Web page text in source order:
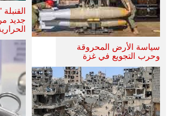
سياسة الأرض المحروقة
وحرب التجويع في غزة
جديد